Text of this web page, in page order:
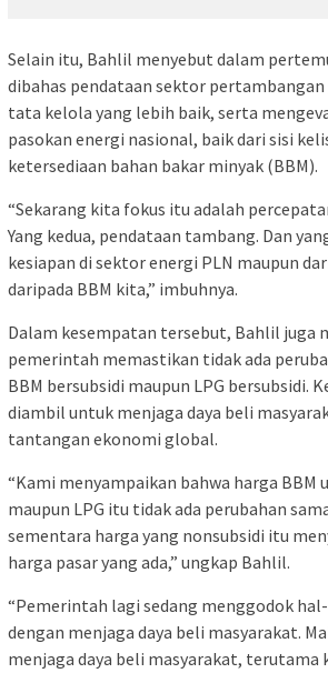
Selain itu, Bahlil menyebut dalam
dibahas pendataan sektor
tata kelola yang lebih baik, serta
pasokan energi nasional, baik dari sisi
ketersediaan bahan bakar minyak (BBM).
“Sekarang kita fokus itu adalah
Yang kedua, pendataan tambang. Dan
kesiapan di sektor energi PLN maupun
daripada BBM kita,” imbuhnya.
Dalam kesempatan tersebut, Bahlil juga
pemerintah memastikan tidak ada
BBM bersubsidi maupun LPG bersubsidi.
diambil untuk menjaga daya beli
tantangan ekonomi global.
“Kami menyampaikan bahwa harga BBM
maupun LPG itu tidak ada perubahan
sementara harga yang nonsubsidi itu
harga pasar yang ada,” ungkap Bahlil.
“Pemerintah lagi sedang menggodok
dengan menjaga daya beli masyarakat.
menjaga daya beli masyarakat, terutama